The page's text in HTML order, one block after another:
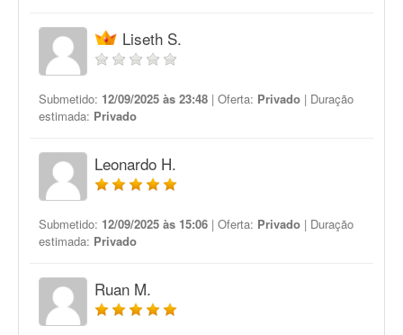
Liseth S.
Submetido: 12/09/2025 às 23:48 | Oferta: Privado | Duração
estimada: Privado
Leonardo H.
Submetido: 12/09/2025 às 15:06 | Oferta: Privado | Duração
estimada: Privado
Ruan M.